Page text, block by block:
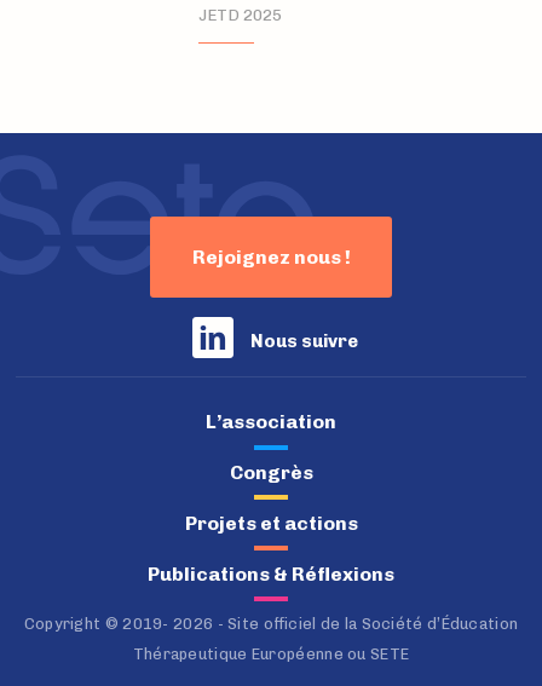
JETD 2025
Rejoignez nous !
Nous suivre
L’association
Congrès
Projets et actions
Publications & Réflexions
Copyright © 2019- 2026 - Site officiel de la Société d’Éducation
Thérapeutique Européenne ou SETE